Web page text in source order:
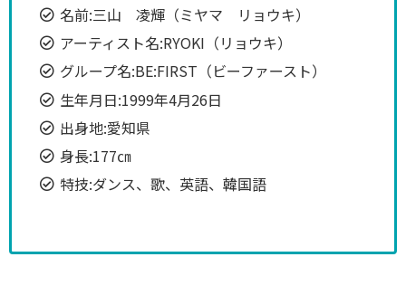
名前:三山 凌輝（ミヤマ リョウキ）
アーティスト名:RYOKI（リョウキ）
グループ名:BE:FIRST（ビーファースト）
生年月日:1999年4月26日
出身地:愛知県
身長:177㎝
特技:ダンス、歌、英語、韓国語